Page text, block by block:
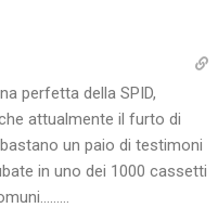
perfetta della SPID,
attualmente il furto di
un paio di testimoni
in uno dei 1000 cassetti